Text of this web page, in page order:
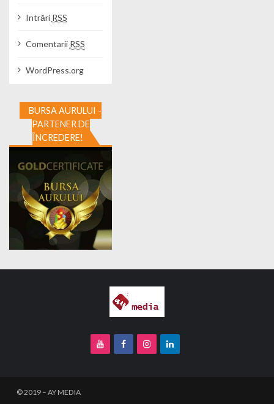
Intrări RSS
Comentarii RSS
WordPress.org
BURSA AURULUI -
PARTENER DE
ÎNCREDERE!